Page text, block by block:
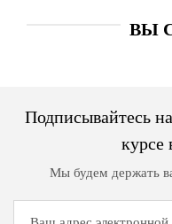
ВЫ
Подписывайтесь
курсе
Мы будем держать